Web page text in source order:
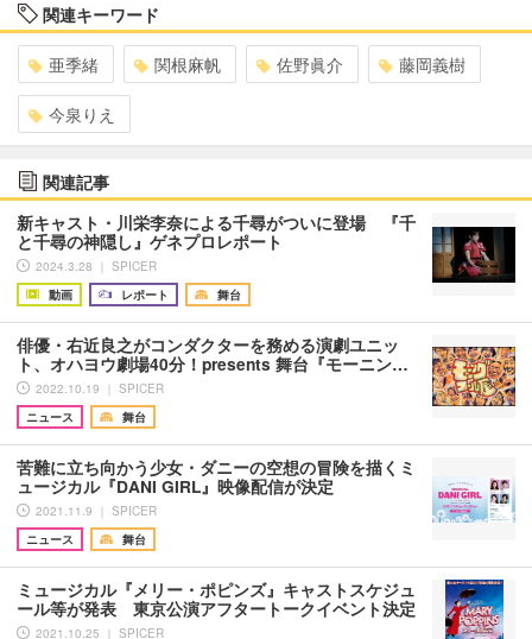
関連キーワード
亜季緒 関根麻帆 佐野眞介 藤岡義樹
今泉りえ
関連記事
新キャスト・川栄李奈による千尋がついに登場 『千
と千尋の神隠し』ゲネプロレポート
2024.3.28 ｜ SPICER
動画
レポート 舞台
俳優・右近良之がコンダクターを務める演劇ユニッ
ト、オハヨウ劇場40分！presents 舞台『モーニン…
2022.10.19 ｜ SPICER
ニュース
舞台
苦難に立ち向かう少女・ダニーの空想の冒険を描くミ
ュージカル『DANI GIRL』映像配信が決定
2021.11.9 ｜ SPICER
ニュース
舞台
ミュージカル『メリー・ポピンズ』キャストスケジュ
ール等が発表 東京公演アフタートークイベント決定
2021.10.25 ｜ SPICER